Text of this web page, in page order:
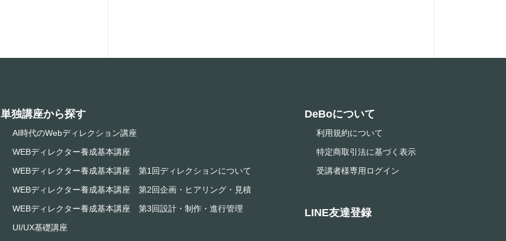
単独講座から探す
AI時代のWebディレクション講座
WEBディレクター養成基本講座
WEBディレクター養成基本講座 第1回ディレクションについて
WEBディレクター養成基本講座 第2回企画・ヒアリング・見積
WEBディレクター養成基本講座 第3回設計・制作・進行管理
UI/UX基礎講座
DeBoについて
利用規約について
特定商取引法に基づく表示
受講者様専用ログイン
LINE友達登録